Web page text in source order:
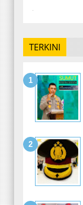
-
TERKINI